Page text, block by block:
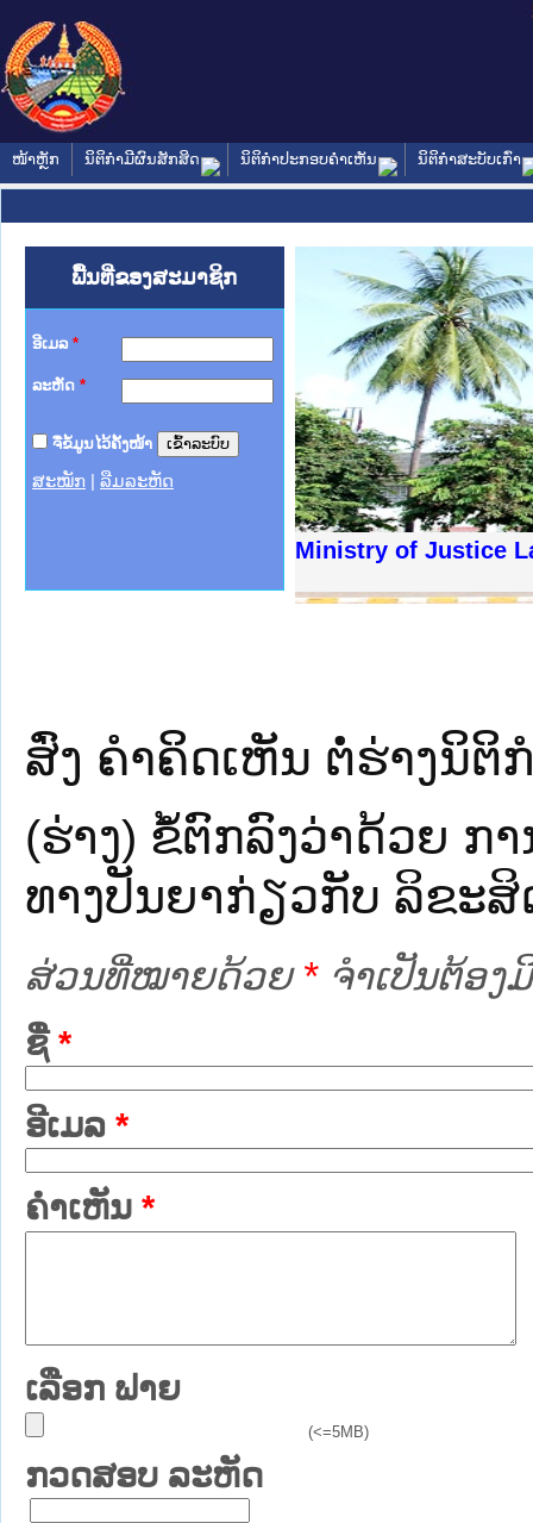
ໜ້າຫຼັກ ນິຕິກໍາມີຜົນສັກສິດ ນິຕິກໍາປະກອບຄໍາເຫັນ ນິຕິກໍາສະບັບເກົ່າ
ພື້ນທີ່ຂອງສະມາຊິກ
ອີເມລ *
ລະຫັດ *
ຈື່ຂໍ້ມູນໄວ້ຄັ້ງໜ້າ
ສະໝັກ ລືມລະຫັດ
Ministry of Justice
ຊາຊົນ ພາກເໜືອ
ການ
ກາງ
ກໃຕ້
ນຕຳຫຼວດປະຊາຊົນ
ສັນຕິບານປະຊາຊົນ
ກເໜືອ
ຊາຊົນ ພາກກາງ
ສົ່ງ ຄໍາຄິດເຫັນ ຕໍ່ຮ່າງນິຕິ
(ຮ່າງ) ຂໍ້​ຕົກ​ລົງ​ວ່າ​ດ້ວຍ
ທາງ​ປັນ​ຍາ​ກ່ຽວ​ກັບ ລິ​ຂະ​
ສ່ວນທີ່ໝາຍດ້ວຍ *ຈໍາເປັນຕ້ອງ
ຊື່*
ອີເມລ *
ຄໍາເຫັນ *
ເລືອກ ຟາຍ
(<=5MB)
ກວດສອບ ລະຫັດ